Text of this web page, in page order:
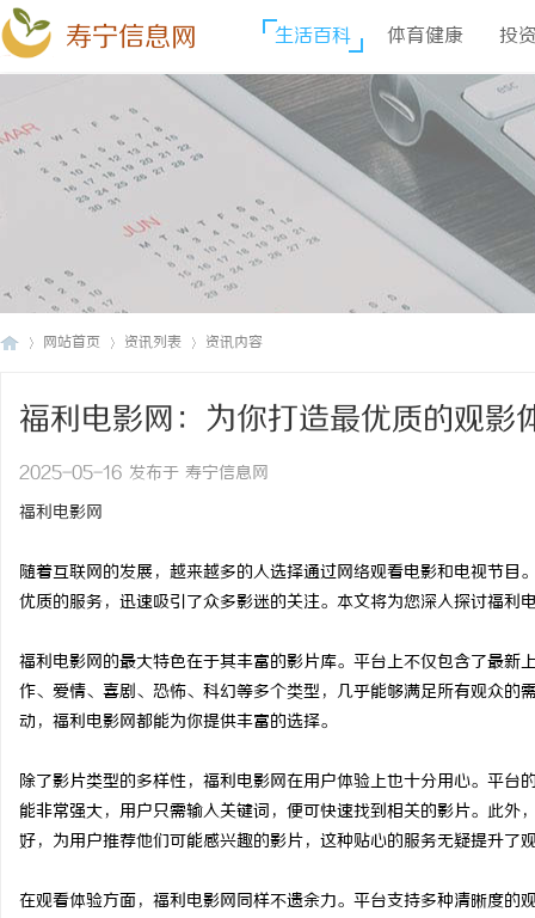
寿宁信息网 生活百科 体育健康 投
网站首页 资讯列表 资讯内容
福利电影网：为你打造最优质的观影
2025-05-16 发布于 寿宁信息网
福利电影网
随着互联网的发展，越来越多的人选择通过网络观看电影和电视节
优质的服务，迅速吸引了众多影迷的关注。本文将为您深入探讨福利
福利电影网的最大特色在于其丰富的影片库。平台上不仅包含了最
作、爱情、喜剧、恐怖、科幻等多个类型，几乎能够满足所有观众
动，福利电影网都能为你提供丰富的选择。
除了影片类型的多样性，福利电影网在用户体验上也十分用心。平
能非常强大，用户只需输入关键词，便可快速找到相关的影片。此
好，为用户推荐他们可能感兴趣的影片，这种贴心的服务无疑提升了
在观看体验方面，福利电影网同样不遗余力。平台支持多种清晰度